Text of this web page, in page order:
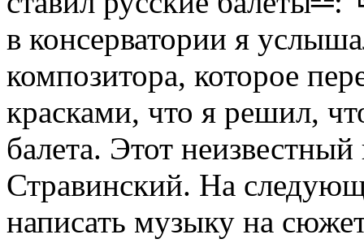
в консерватории я
композитора, которое
красками, что я решил,
балета. Этот
Стравинский. На
написать музыку на